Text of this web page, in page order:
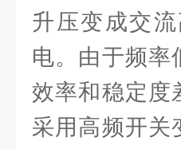
升压变成交
电。由于频率
效率和稳定度
采用高频开关